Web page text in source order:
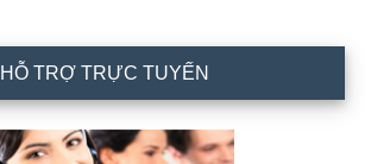
HỖ TRỢ TRỰC TUYẾN